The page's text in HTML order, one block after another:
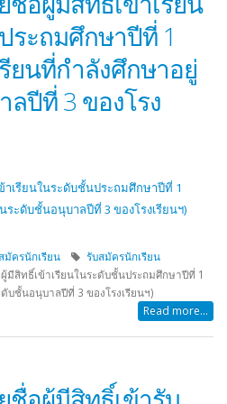
ระถมศึกษาปีที่ 1
ยนที่กำลังศึกษาอยู่
ปีที่ 3 ของโรง
เรียนในระดับชั้นประถมศึกษาปีที่ 1
ะดับชั้นอนุบาลปีที่ 3 ของโรงเรียนฯ)
สมัครนักเรียน
รับสมัครนักเรียน
ผู้มีสิทธิ์เข้าเรียนในระดับชั้นประถมศึกษาปีที่ 1
บชั้นอนุบาลปีที่ 3 ของโรงเรียนฯ)
Read more...
ชื่อผู้มีสิทธิ์เข้ารับ